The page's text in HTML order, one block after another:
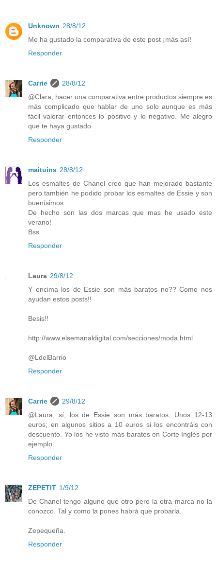
Unknown 28/8/12
Me ha gustado la comparativa de este post ¡más así!
Responder
Carrie
28/8/12
@Clara, hacer una comparativa entre productos siempre es
más complicado que hablar de uno solo aunque es más
fácil valorar entonces lo positivo y lo negativo. Me alegro
que te haya gustado
Responder
maituins 28/8/12
Los esmaltes de Chanel creo que han mejorado bastante
pero también he podido probar los esmaltes de Essie y son
buenísimos.
De hecho son las dos marcas que mas he usado este
verano!
Bss
Responder
Laura 29/8/12
Y encima los de Essie son más baratos no?? Como nos
ayudan estos posts!!
Besis!!
http://www.elsemanaldigital.com/secciones/moda.html
@LdelBarrio
Responder
Carrie
29/8/12
@Laura, sí, los de Essie son más baratos. Unos 12-13
euros; en algunos sitios a 10 euros si los encontráis con
descuento. Yo los he visto más baratos en Corte Inglés por
ejemplo.
Responder
ZEPETIT 1/9/12
De Chanel tengo alguno que otro pero la otra marca no la
conozco. Tal y como la pones habrá que probarla.
Zepequeña.
Responder